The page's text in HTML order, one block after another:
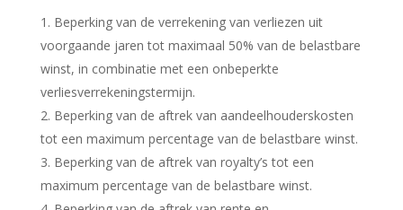
Beperking van de verrekening van verliezen uit
voorgaande jaren tot maximaal 50% van de belastbare
winst, in combinatie met een onbeperkte
verliesverrekeningstermijn.
Beperking van de aftrek van aandeelhouderskosten
tot een maximum percentage van de belastbare winst.
Beperking van de aftrek van royalty’s tot een
maximum percentage van de belastbare winst.